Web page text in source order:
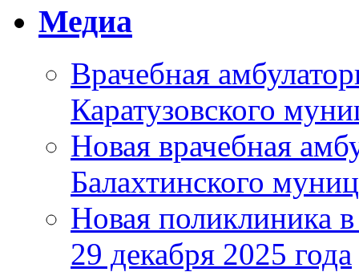
Медиа
Врачебная
Каратузовского
Новая врачебная
Балахтинского
Новая поликлиника
29 декабря 2025 года